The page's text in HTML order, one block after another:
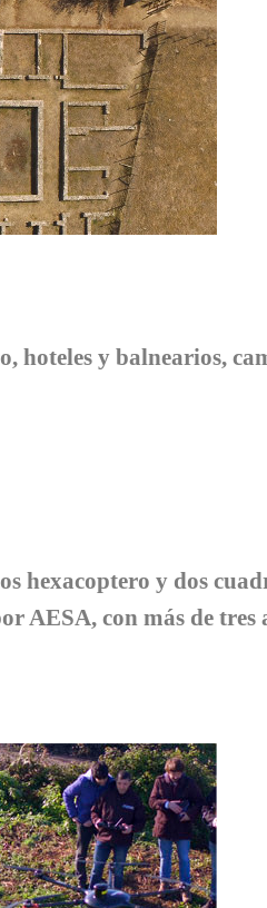
y balnearios,
hexacoptero y dos
AESA, con más de tres